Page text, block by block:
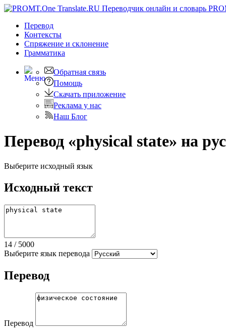
Перевод
Контексты
Спряжение и склонение
Грамматика
Обратная связь
Помощь
Скачать приложение
Реклама у нас
Наш Блог
Перевод «physical state» на
Выберите исходный язык
Исходный текст
14 / 5000
Выберите язык перевода
Перевод
Перевод